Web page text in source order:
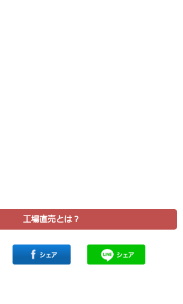
工場直売とは？